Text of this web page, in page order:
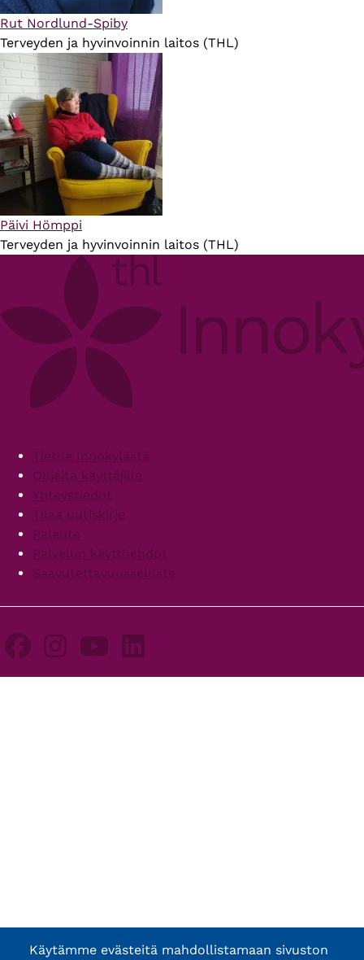
Rut Nordlund-Spiby
Terveyden ja hyvinvoinnin laitos (THL)
Päivi Hömppi
Terveyden ja hyvinvoinnin laitos (THL)
FooterTietoa Innokylästä
Ohjeita käyttäjille
Yhteystiedot
Tilaa uutiskirje
Palaute
Palvelun käyttöehdot
Saavutettavuusseloste
Käytämme evästeitä mahdollistamaan sivuston